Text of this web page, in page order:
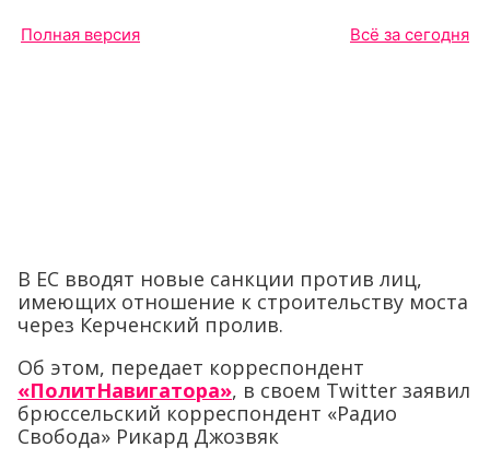
Полная версия Всё за сегодня
В ЕС вводят новые санкции против лиц,
имеющих отношение к строительству моста
через Керченский пролив.
Об этом, передает корреспондент
«ПолитНавигатора», в своем Twitter заявил
брюссельский корреспондент «Радио
Свобода» Рикард Джозвяк